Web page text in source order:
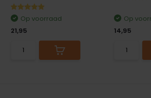
Op voorraad
21,95
Op
14,95